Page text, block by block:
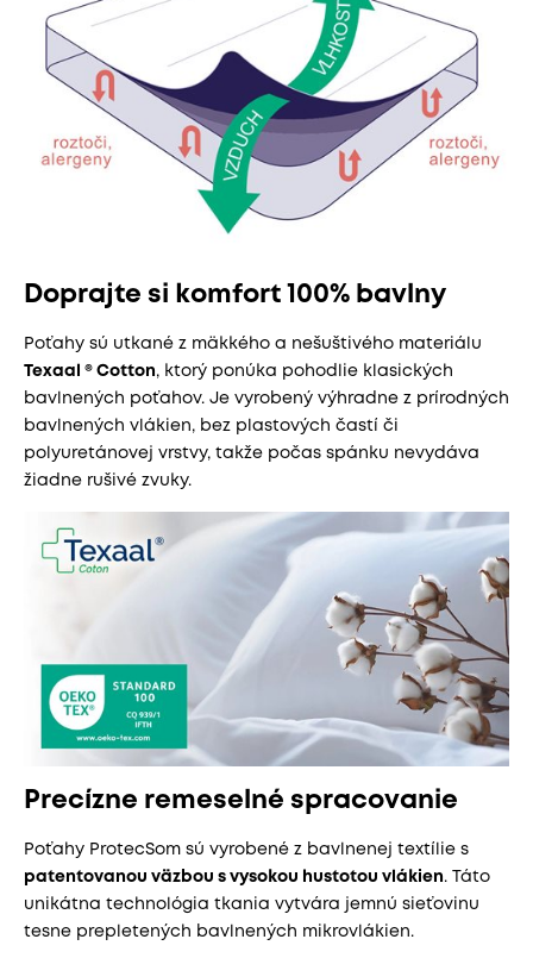
Doprajte si komfort 100% bavlny
Poťahy sú utkané z mäkkého a nešuštivého materiálu
Texaal ® Cotton, ktorý ponúka pohodlie klasických
bavlnených poťahov. Je vyrobený výhradne z prírodných
bavlnených vlákien, bez plastových častí či
polyuretánovej vrstvy, takže počas spánku nevydáva
žiadne rušivé zvuky.
Precízne remeselné spracovanie
Poťahy ProtecSom sú vyrobené z bavlnenej textílie s
patentovanou väzbou s vysokou hustotou vlákien. Táto
unikátna technológia tkania vytvára jemnú sieťovinu
tesne prepletených bavlnených mikrovlákien.